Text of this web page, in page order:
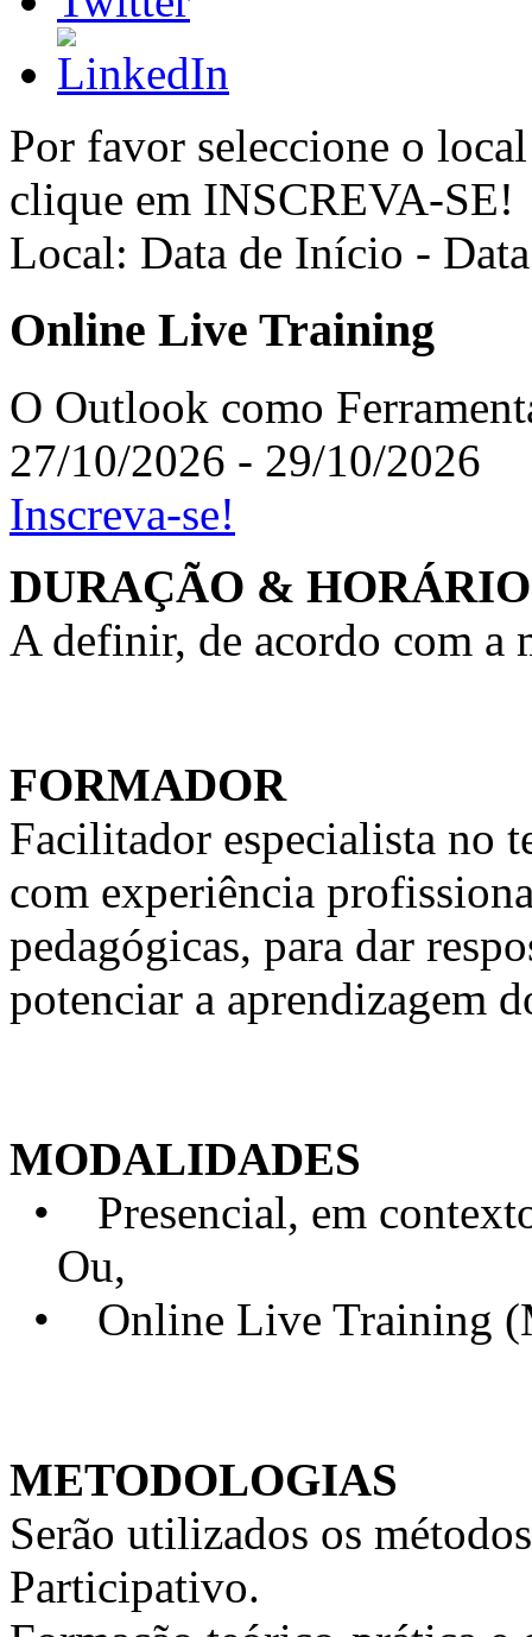
Por favor seleccione o
clique em INSCREVA-SE!
Local: Data de Início -
Online Live Training
O Outlook como
27/10/2026 - 29/10/2026
Inscreva-se!
DURAÇÃO & HORÁRIO
A definir, de acordo com a
FORMADOR
Facilitador especialista no
com experiência
pedagógicas, para dar
potenciar a aprendizagem
MODALIDADES
• Presencial, em
Ou,
• Online Live Training
METODOLOGIAS
Serão utilizados os
Participativo.